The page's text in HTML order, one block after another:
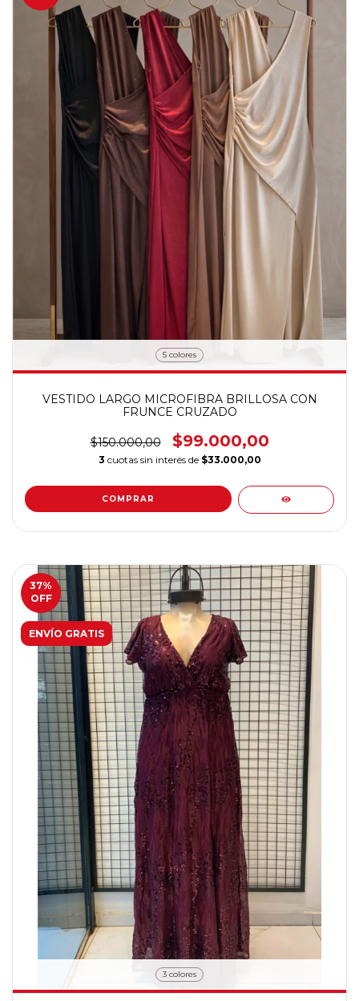
5 colores
VESTIDO LARGO MICROFIBRA BRILLOSA CON
FRUNCE CRUZADO
$150.000,00 $99.000,00
3 cuotas sin interés de $33.000,00
COMPRAR
37%
OFF
ENVÍO GRATIS
3 colores